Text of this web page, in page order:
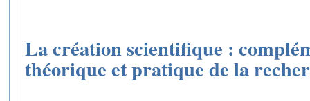
La création scientifique :
théorique et pratique de la